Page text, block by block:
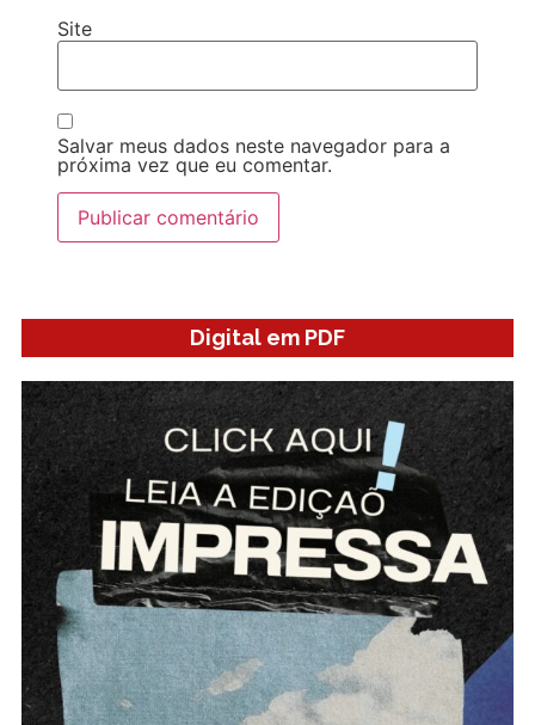
Site
Salvar meus dados neste navegador para a
próxima vez que eu comentar.
Digital em PDF